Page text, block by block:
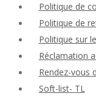
Politique de
Politique de
Politique sur
Réclamation
Rendez-vous
Soft-list- TL